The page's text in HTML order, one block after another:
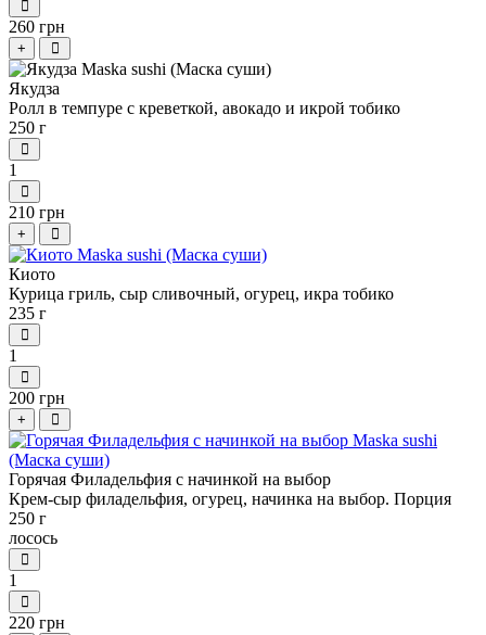
260 грн
+
Якудза
Ролл в темпуре с креветкой, авокадо и икрой тобико
250 г
1
210 грн
+
Киото
Курица гриль, сыр сливочный, огурец, икра тобико
235 г
1
200 грн
+
Горячая Филадельфия с начинкой на выбор
Крем-сыр филадельфия, огурец, начинка на выбор. Порция
250 г
лосось
1
220 грн